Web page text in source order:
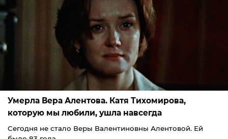
Умерла Вера Алентова. Катя Тихомирова,
которую мы любили, ушла навсегда
Сегодня не стало Веры Валентиновны Алентовой. Ей